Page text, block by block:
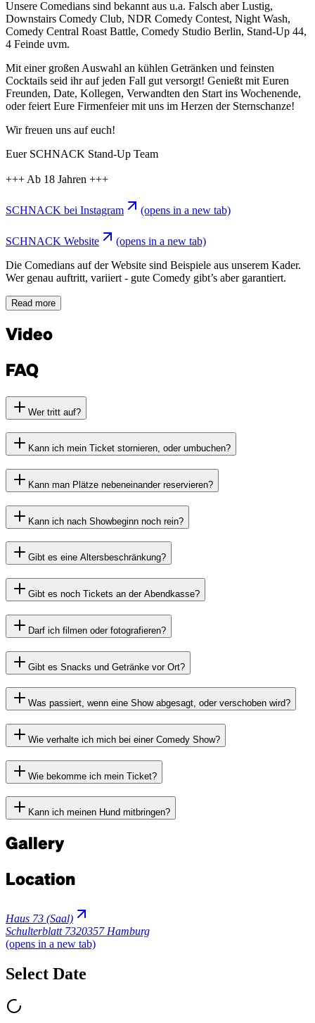
Unsere Comedians sind bekannt aus u.a. Falsch aber Lustig,
Downstairs Comedy Club, NDR Comedy Contest, Night Wash,
Comedy Central Roast Battle, Comedy Studio Berlin, Stand-Up 44,
4 Feinde uvm.
Mit einer großen Auswahl an kühlen Getränken und feinsten
Cocktails seid ihr auf jeden Fall gut versorgt! Genießt mit Euren
Freunden, Date, Kollegen, Verwandten den Start ins Wochenende,
oder feiert Eure Firmenfeier mit uns im Herzen der Sternschanze!
Wir freuen uns auf euch!
Euer SCHNACK Stand-Up Team
+++ Ab 18 Jahren +++
SCHNACK bei Instagram (opens in a new tab)
SCHNACK Website
(opens in a new tab)
Die Comedians auf der Website sind Beispiele aus unserem Kader.
Wer genau auftritt, variiert - gute Comedy gibt’s aber garantiert.
Read more
Video
FAQ
Wer tritt auf?
Kann ich mein Ticket stornieren, oder umbuchen?
Kann man Plätze nebeneinander reservieren?
Kann ich nach Showbeginn noch rein?
Gibt es eine Altersbeschränkung?
Gibt es noch Tickets an der Abendkasse?
Darf ich filmen oder fotografieren?
Gibt es Snacks und Getränke vor Ort?
Was passiert, wenn eine Show abgesagt, oder verschoben wird?
Wie verhalte ich mich bei einer Comedy Show?
Wie bekomme ich mein Ticket?
Kann ich meinen Hund mitbringen?
Gallery
Location
Haus 73 (Saal)
Schulterblatt 7320357 Hamburg
(opens in a new tab)
Select Date